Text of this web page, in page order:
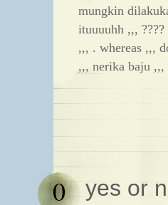
mungkin
ituuuuhh ,,,
,,, . whereas ,,,
,,, nerika baju
yes or
0